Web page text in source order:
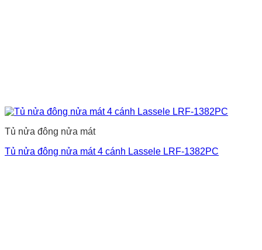
Tủ nửa đông nửa mát
Tủ nửa đông nửa mát 4 cánh Lassele LRF-1382PC